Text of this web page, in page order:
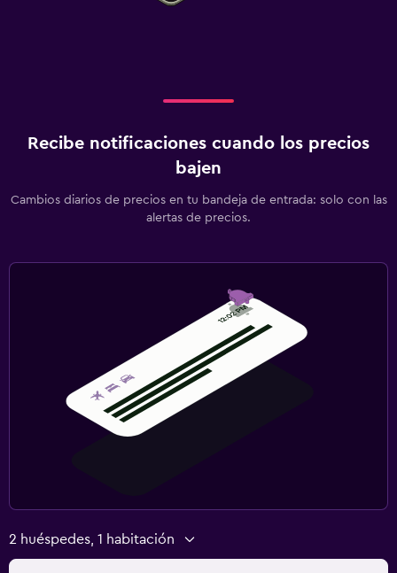
Estacionamiento y transporte
Lavandería
Cámaras CCTV en zonas comunes
Botiquín de primeros auxilios
Recibe notificaciones cuando los precios
bajen
Cambios diarios de precios en tu bandeja de entrada: solo con las
alertas de precios.
2 huéspedes, 1 habitación